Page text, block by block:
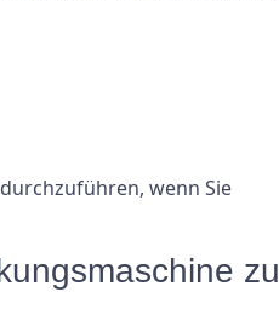
wenn Sie
zu